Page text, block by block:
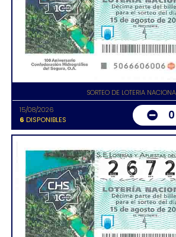
SORTEO DE LOTERIA
15/08/2026
6 DISPONIBLES 0